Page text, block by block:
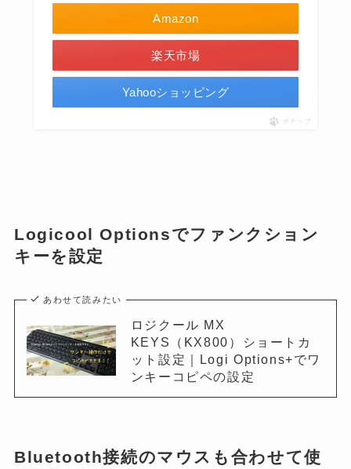
Amazon
楽天市場
Yahooショッピング
ポチップ
Logicool Optionsでファンクション
キーを設定
あわせて読みたい
ロジクール MX
KEYS（KX800）ショートカ
ット設定｜Logi Options+でワ
ンキーコピペの設定
Bluetooth接続のマウスも合わせて使